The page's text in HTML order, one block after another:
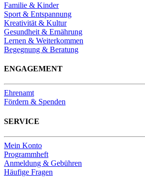
Familie & Kinder
Sport & Entspannung
Kreativität & Kultur
Gesundheit & Ernährung
Lernen & Weiterkommen
Begegnung & Beratung
ENGAGEMENT
Ehrenamt
Fördern & Spenden
SERVICE
Mein Konto
Programmheft
Anmeldung & Gebühren
Häufige Fragen